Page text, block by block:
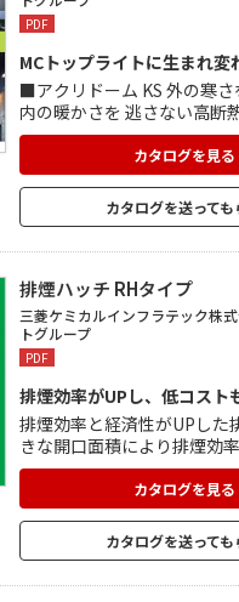
PDF
MCトップライトに生まれ変
■アクリドーム KS 外の寒さ
内の暖かさを 逃さない高断
です。 三層構造の優れた断
や高気密・高断熱建築物に最適
クリドーム K 発売以来、様
用頂いている、 スタンダー
プライトです。 自然採光に
を求められる施設に最適です
優れており、様々な建築物
ています。
カタログを見る
カタログを送っても
排煙ハッチ RHタイプ
三菱ケミカルインフラテック株
トグループ
PDF
排煙効率がUPし、低コスト
排煙効率と経済性がUPした
きな開口面積により排煙効
スタイプは採光にも優れて
操作方法は手動オペレータ
ーによる両開き・片開きが
ションの特殊な連結用ジョイ
えば、短辺連結・長辺連結
カタログを見る
カタログを送っても